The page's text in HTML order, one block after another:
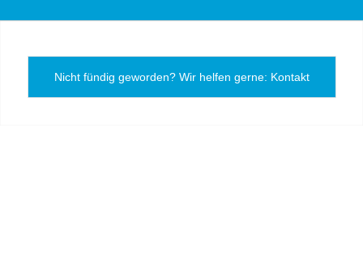
Nicht fündig geworden? Wir helfen gerne: Kontakt